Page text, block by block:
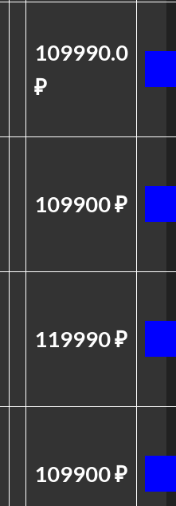
109990.0
₽
109900 ₽
119990 ₽
109900 ₽